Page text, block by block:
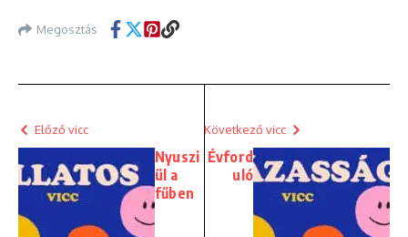
Megosztás
Előző vicc
Nyuszi
ül a
fűben
Következő vicc
Évford
uló